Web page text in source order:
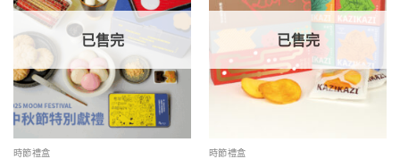
已售完
時節禮盒
已售完
時節禮盒